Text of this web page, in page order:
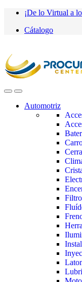
Saltar
navegación
saltar
contenido
¡De lo Virtual a
Cátalogo
Automotriz